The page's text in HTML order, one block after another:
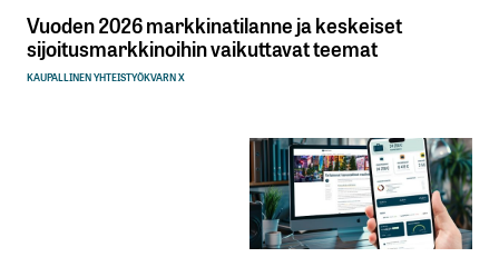
Vuoden 2026 markkinatilanne ja keskeiset
sijoitusmarkkinoihin vaikuttavat teemat
KAUPALLINEN YHTEISTYÖKVARN X